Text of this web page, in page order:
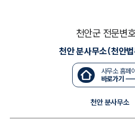
군전문변호사
소식/자료
언론보도
공지사항
법률 블로그
법률서식
뉴스레터/브로슈
천안군 전문변
천안 분사무소(천안
사무소 홈페
바로가기
천안 분사무소